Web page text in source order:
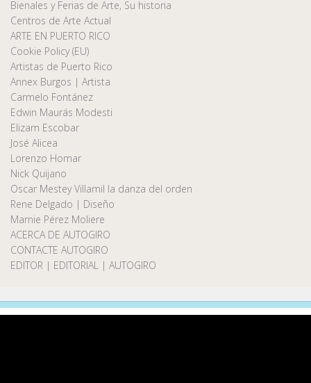
Bienales y Ferias de Arte, Su historia
Centros de Arte Actual
ARTE EN PUERTO RICO
Cookie Policy (EU)
Artistas de Puerto Rico
Annex Burgos | Artista
Carmelo Fontánez
Edwin Maurás Modesti
Elizam Escobar
José Alicea
Lorenzo Homar
Nick Quijano
Oscar Mestey Villamil la danza del orden
Rene Delgado | Diseño
Marnie Pérez Moliere
ACERCA DE AUTOGIRO
CONTACTE AUTOGIRO
EDITOR | EDITORIAL | AUTOGIRO